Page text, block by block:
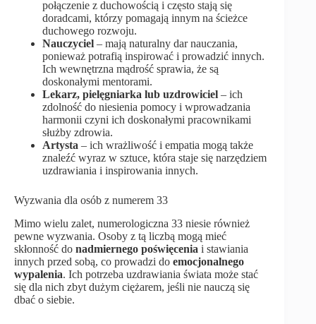
połączenie z duchowością i często stają się
doradcami, którzy pomagają innym na ścieżce
duchowego rozwoju.
Nauczyciel – mają naturalny dar nauczania,
ponieważ potrafią inspirować i prowadzić innych.
Ich wewnętrzna mądrość sprawia, że są
doskonałymi mentorami.
Lekarz, pielęgniarka lub uzdrowiciel – ich
zdolność do niesienia pomocy i wprowadzania
harmonii czyni ich doskonałymi pracownikami
służby zdrowia.
Artysta – ich wrażliwość i empatia mogą także
znaleźć wyraz w sztuce, która staje się narzędziem
uzdrawiania i inspirowania innych.
Wyzwania dla osób z numerem 33
Mimo wielu zalet, numerologiczna 33 niesie również
pewne wyzwania. Osoby z tą liczbą mogą mieć
skłonność do nadmiernego poświęcenia i stawiania
innych przed sobą, co prowadzi do emocjonalnego
wypalenia. Ich potrzeba uzdrawiania świata może stać
się dla nich zbyt dużym ciężarem, jeśli nie nauczą się
dbać o siebie.